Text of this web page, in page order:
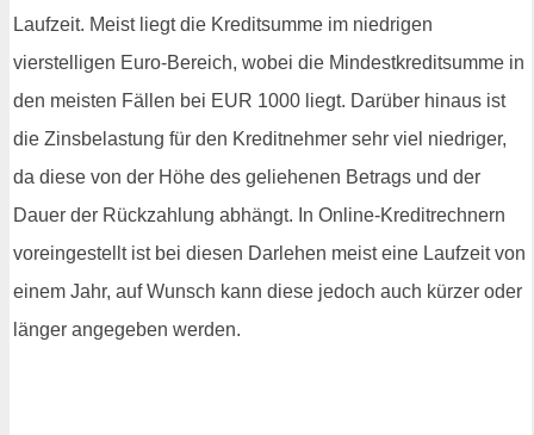
Laufzeit. Meist liegt die Kreditsumme im niedrigen
vierstelligen Euro-Bereich, wobei die Mindestkreditsumme in
den meisten Fällen bei EUR 1000 liegt. Darüber hinaus ist
die Zinsbelastung für den Kreditnehmer sehr viel niedriger,
da diese von der Höhe des geliehenen Betrags und der
Dauer der Rückzahlung abhängt. In Online-Kreditrechnern
voreingestellt ist bei diesen Darlehen meist eine Laufzeit von
einem Jahr, auf Wunsch kann diese jedoch auch kürzer oder
länger angegeben werden.